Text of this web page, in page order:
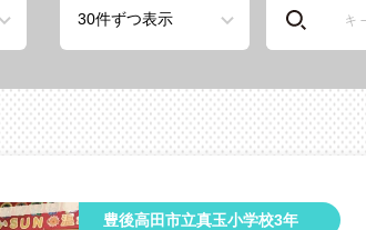
豊後高田市立真玉小学校3年